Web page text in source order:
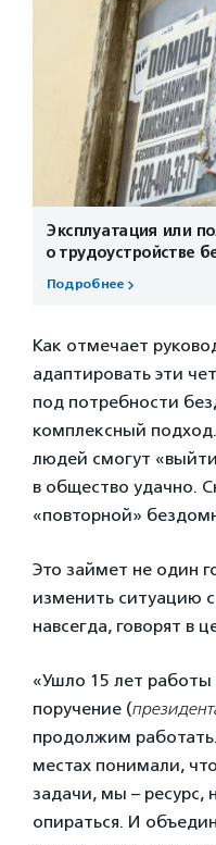
Эксплуатация или
о трудоустройстве
Подробнее
Как отмечает
адаптировать эти
под потребности
комплексный
людей смогут
в общество удачно.
«повторной»
Это займет не один
изменить ситуацию
навсегда, говорят в
«Ушло 15 лет
поручение (
продолжим
местах понимали,
задачи, мы – ресурс,
опираться. И